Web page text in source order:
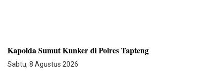
Kapolda Sumut Kunker di Polres Tapteng
Sabtu, 8 Agustus 2026